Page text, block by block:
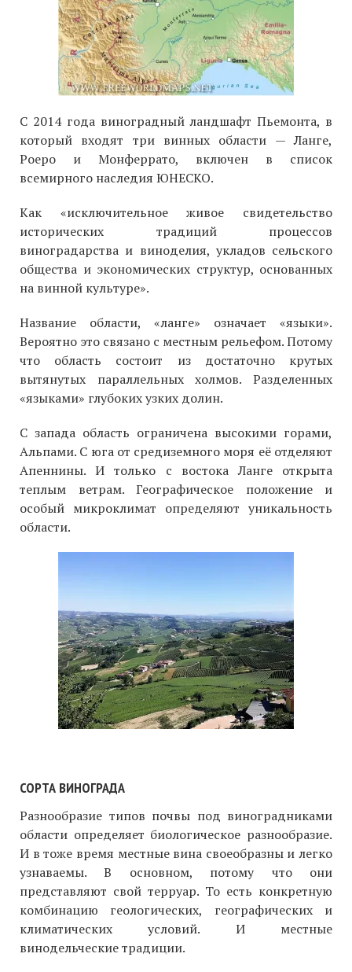
С 2014 года виноградный ландшафт Пьемонта, в
который входят три винных области — Ланге,
Роеро и Монферрато, включен в список
всемирного наследия ЮНЕСКО.
Как «исключительное живое свидетельство
исторических традиций процессов
виноградарства и виноделия, укладов сельского
общества и экономических структур, основанных
на винной культуре».
Название области, «ланге» означает «языки».
Вероятно это связано с местным рельефом. Потому
что область состоит из достаточно крутых
вытянутых параллельных холмов. Разделенных
«языками» глубоких узких долин.
С запада область ограничена высокими горами,
Альпами. С юга от средиземного моря её отделяют
Апеннины. И только с востока Ланге открыта
теплым ветрам. Географическое положение и
особый микроклимат определяют уникальность
области.
СОРТА ВИНОГРАДА
Разнообразие типов почвы под виноградниками
области определяет биологическое разнообразие.
И в тоже время местные вина своеобразны и легко
узнаваемы. В основном, потому что они
представляют свой терруар. То есть конкретную
комбинацию геологических, географических и
климатических условий. И местные
винодельческие традиции.